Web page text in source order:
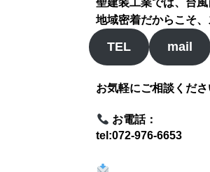
聖建装工業では、台
地域密着だからこそ、
TEL mail
お気軽にご相談くださ
お電話：
tel:072-976-6653